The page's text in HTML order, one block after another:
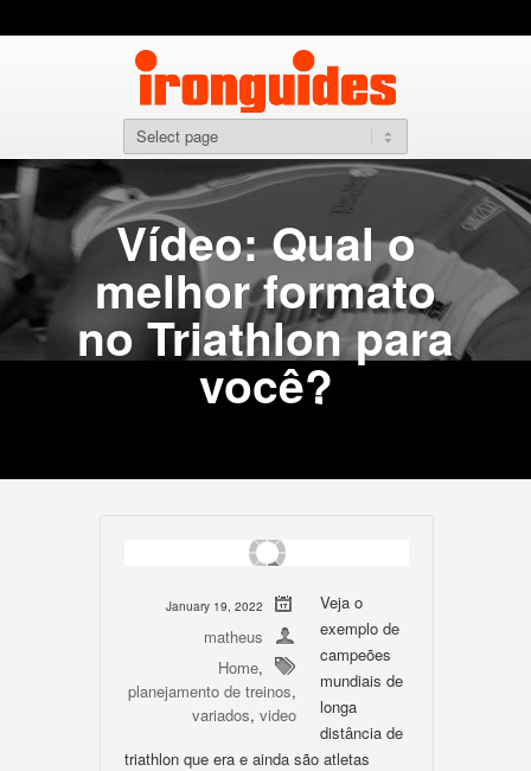
Vídeo: Qual o
melhor formato
no Triathlon para
você?
January 19, 2022
matheus
Home,
planejamento de treinos,
variados, video
Veja o
exemplo de
campeões
mundiais de
longa
distância de
triathlon que era e ainda são atletas